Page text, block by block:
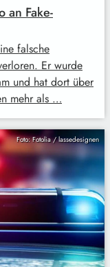
Fake-
falsche
Er wurde
und hat dort über
mehr als …
Foto: Fotolia / lassedesignen